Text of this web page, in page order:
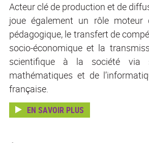
Acteur clé de production et de
joue également un rôle moteur
pédagogique, le transfert de
socio-économique et la
scientifique à la société via
mathématiques et de
française.
EN SAVOIR PLUS